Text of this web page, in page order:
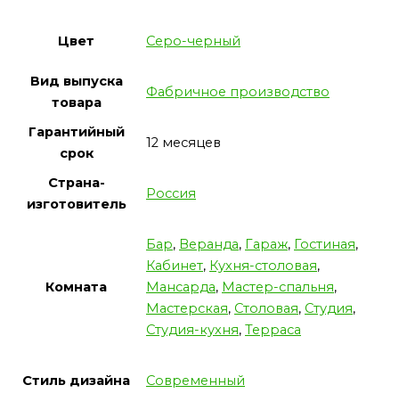
Цвет Серо-черный
Вид выпуска
товара
Фабричное производство
Гарантийный
срок
12 месяцев
Страна-
изготовитель
Россия
Комната
Бар, Веранда, Гараж, Гостиная,
Кабинет, Кухня-столовая,
Мансарда, Мастер-спальня,
Мастерская, Столовая, Студия,
Студия-кухня, Терраса
Стиль дизайна Современный